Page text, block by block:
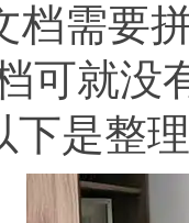
需要拼
可就没
下是整